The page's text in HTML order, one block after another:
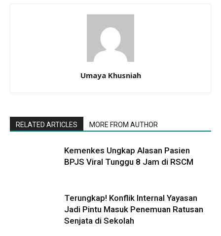
Umaya Khusniah
RELATED ARTICLES MORE FROM AUTHOR
Kemenkes Ungkap Alasan Pasien
BPJS Viral Tunggu 8 Jam di RSCM
Terungkap! Konflik Internal Yayasan
Jadi Pintu Masuk Penemuan Ratusan
Senjata di Sekolah